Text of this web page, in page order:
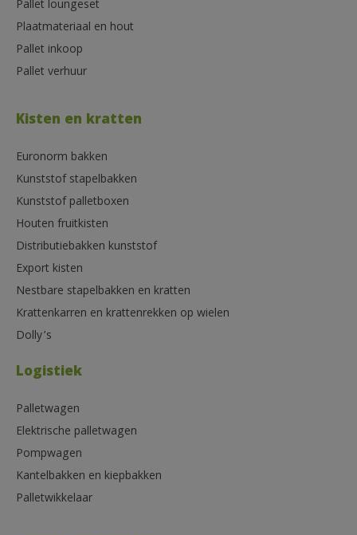
Pallet loungeset
Plaatmateriaal en hout
Pallet inkoop
Pallet verhuur
Kisten en kratten
Euronorm bakken
Kunststof stapelbakken
Kunststof palletboxen
Houten fruitkisten
Distributiebakken kunststof
Export kisten
Nestbare stapelbakken en kratten
Krattenkarren en krattenrekken op wielen
Dolly’s
Logistiek
Palletwagen
Elektrische palletwagen
Pompwagen
Kantelbakken en kiepbakken
Palletwikkelaar